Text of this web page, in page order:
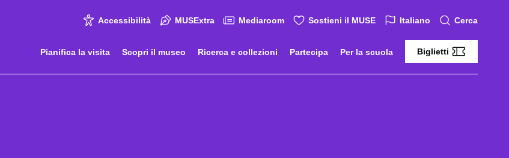
Accessibilità MUSExtra Mediaroom Sostieni il MUSE Italiano Cerca
Pianifica la visita Scopri il museo Ricerca e collezioni Partecipa Per la scuola Biglietti